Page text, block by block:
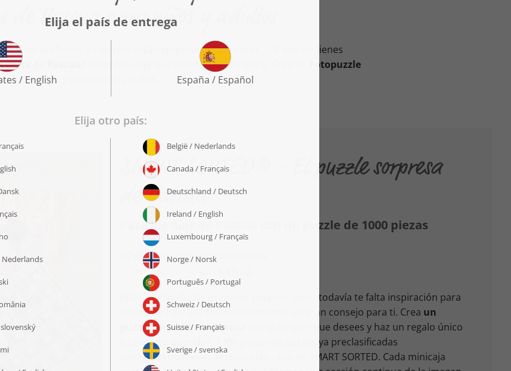
de Pascua para niños y adultos
los azafranes y narcisos están empezando a florecer …. Y aun no tienes
de Pascua? Entonces deja que puzzleYOU te inspire. Crea un
Fotopuzzle
SMART SORTED® - El puzzle sorpresa
de Pascua
Pasa los días de Pascua con un puzzle de 1000 piezas
» Opiniones sobre los productos:
Están cantando los primeros pájaros, ¿pero todavía te falta inspiración para
el nido de Pascua? Entonces tenemos un gran consejo para ti. Crea un
puzzle sorpresa de Pascua
con la imagen que desees y haz un regalo único
a tus seres queridos. 1000 piezas de puzzle, ya preclasificadas
inteligentemente en 40 minicajas – eso es SMART SORTED. Cada minicaja